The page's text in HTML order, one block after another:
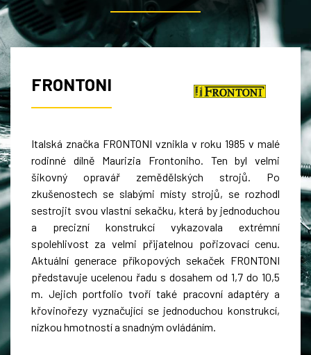
FRONTONI
Italská značka FRONTONI vznikla v roku 1985 v malé
rodinné dílně Maurizia Frontoniho. Ten byl velmi
šikovný opravář zemědělských strojů. Po
zkušenostech se slabými místy strojů, se rozhodl
sestrojit svou vlastní sekačku, která by jednoduchou
a precizní konstrukcí vykazovala extrémní
spolehlivost za velmi přijatelnou pořizovací cenu.
Aktuální generace příkopových sekaček FRONTONI
představuje ucelenou řadu s dosahem od 1,7 do 10,5
m. Jejich portfolio tvoří také pracovní adaptéry a
křovinořezy vyznačující se jednoduchou konstrukcí,
nízkou hmotností a snadným ovládáním.